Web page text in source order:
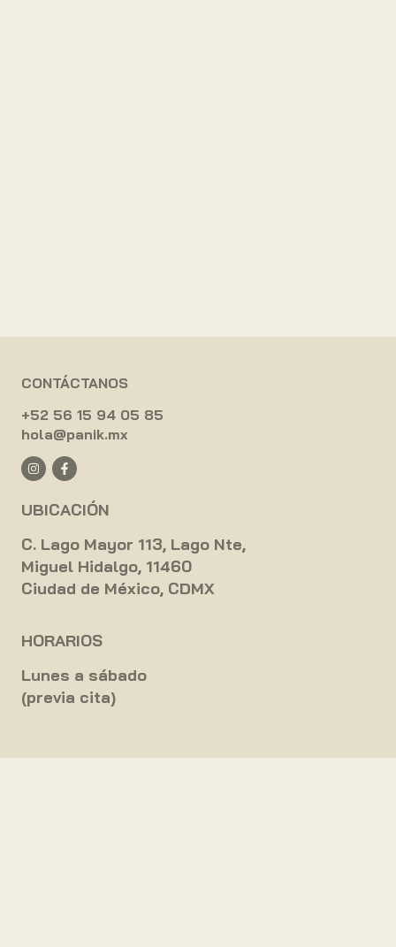
CONTÁCTANOS
+52 56 15 94 05 85
hola@panik.mx
UBICACIÓN
C. Lago Mayor 113, Lago Nte,
Miguel Hidalgo, 11460
Ciudad de México, CDMX
HORARIOS
Lunes a sábado
(previa cita)